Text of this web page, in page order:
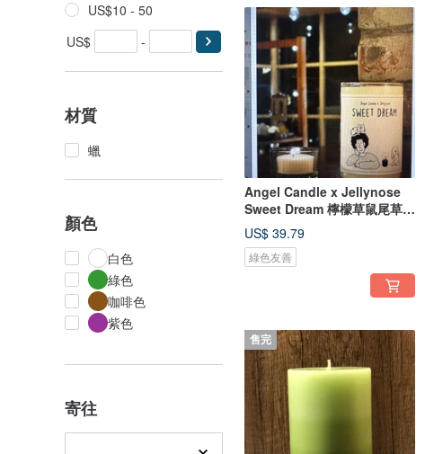
US$10 - 50
US$
-
材質
蠟
顏色
白色
綠色
咖啡色
紫色
寄往
Angel Candle x Jellynose
Sweet Dream 檸檬草鼠尾草木
芯蠟燭
US$ 39.79
綠色友善
售完